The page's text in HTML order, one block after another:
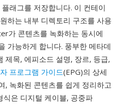
래그를 저장합니다. 이 컨테이
하는 내부 디렉토리 구조를 사용
가 콘텐츠를 녹화하는 동시에
가능하게 합니다. 풍부한 메타데
제목, 에피소드 설명, 장르, 등급,
프로그램 가이드(EPG)의 상세
, 녹화된 콘텐츠를 쉽게 정리하고
식은 디지털 케이블, 공중파